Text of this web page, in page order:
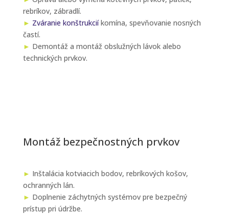
rebríkov, zábradlí.
► Zváranie konštrukciíkomína, spevňovanie nosných
častí.
► Demontáž a montáž obslužných lávok alebo
technických prvkov.
Montáž bezpečnostných prvkov
► Inštalácia kotviacich bodov, rebríkových košov,
ochranných lán.
► Doplnenie záchytných systémov pre bezpečný
prístup pri údržbe.